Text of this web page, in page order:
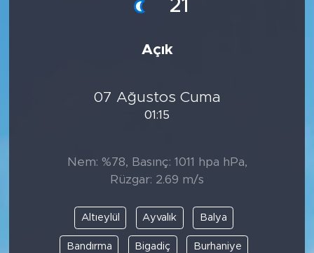
21
Açık
07 Ağustos Cuma
01:15
Nem: %78, Basınç: 1011 hpa hPa,
Rüzgar: 2.69 m/s
Altıeylül Ayvalık Balya
Bandırma Bigadiç Burhaniye